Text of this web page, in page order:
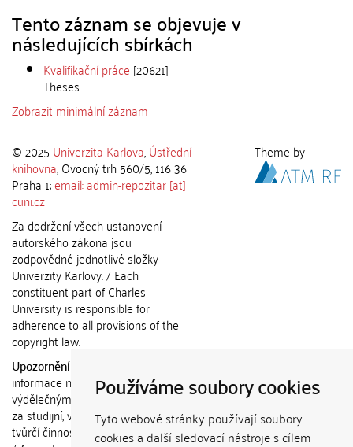
Používáme soubory cookies
Tyto webové stránky používají soubory
cookies a další sledovací nástroje s cílem
Tento záznam se objevuje v
následujících sbírkách
Kvalifikační práce [20621]
Theses
Zobrazit minimální záznam
© 2025 Univerzita Karlova,Ústřední
knihovna, Ovocný trh 560/5, 116 36
Praha 1;email: admin-repozitar [at]
cuni.cz
Za dodržení všech ustanovení
autorského zákona jsou
zodpovědné jednotlivé složky
Univerzity Karlovy. / Each
constituent part of Charles
University is responsible for
adherence to all provisions of the
copyright law.
Upozornění / Notice:
informace nemohou být použity k
výdělečným účelům nebo vydávány
za studijní, vědeckou nebo jinou
tvůrčí činnost jiné osoby než autora.
Theme by